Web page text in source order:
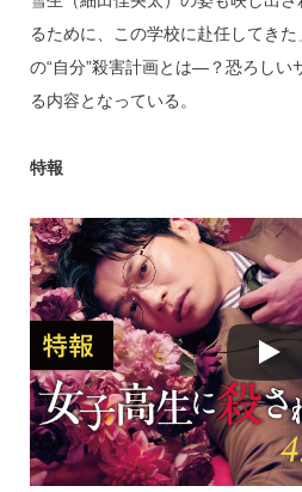
るために、この学校に赴任してき
の“自分”殺害計画とは―？恐ろしい
る内容となっている。
特報